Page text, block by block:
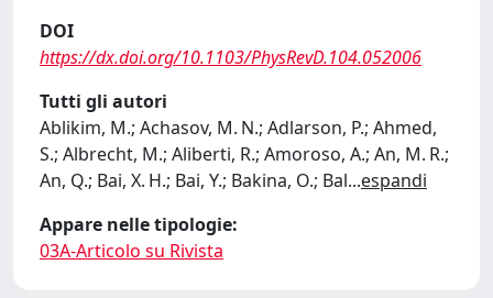
DOI
https://dx.doi.org/10.1103/PhysRevD.104.052006
Tutti gli autori
Ablikim, M.; Achasov, M. N.; Adlarson, P.; Ahmed,
S.; Albrecht, M.; Aliberti, R.; Amoroso, A.; An, M. R.;
An, Q.; Bai, X. H.; Bai, Y.; Bakina, O.; Bal...espandi
Appare nelle tipologie:
03A-Articolo su Rivista